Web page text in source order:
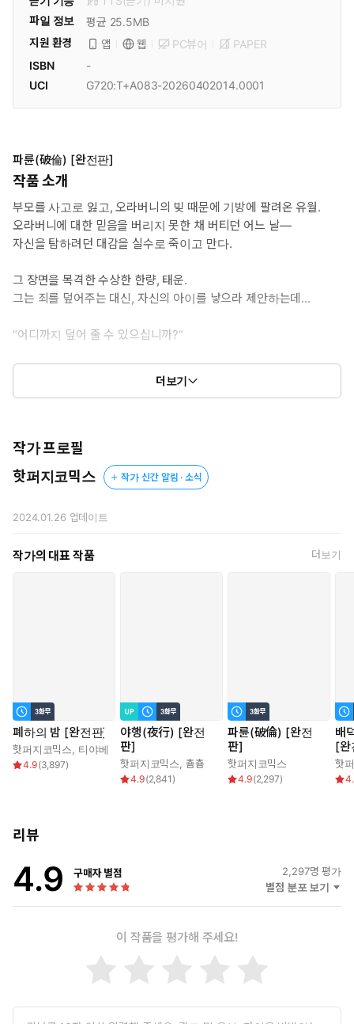
파일 정보
평균 25.5MB
지원 환경
앱 웹 PC뷰어
PAPER
ISBN
-
UCI
G720:T+A083-20260402014.0001
파륜(破倫) [완전판]
작품 소개
부모를 사고로 잃고, 오라버니의 빚 때문에 기방에 팔려온 유월.
오라버니에 대한 믿음을 버리지 못한 채 버티던 어느 날—
자신을 탐하려던 대감을 실수로 죽이고 만다.
그 장면을 목격한 수상한 한량, 태운.
그는 죄를 덮어주는 대신, 자신의 아이를 낳으라 제안하는데...
“어디까지 덮어 줄 수 있으십니까?”
살아남기 위해,
유월은 하나의 비밀을 숨긴 채 그의 제안을 받아들인다.
더보기
작가 프로필
핫퍼지코믹스
작가 신간 알림 · 소식
2024.01.26 업데이트
작가의 대표 작품 더보기
폐하의 밤 [완전판]
핫퍼지코믹스 티야베
4.9(3,897)
야행(夜行) [완전
판]
핫퍼지코믹스 춈춈
4.9(2,841 )
파륜(破倫) [완전
판]
핫퍼지코믹스
4.9(2,297)
배
[완
핫
리뷰
4.9 구매자 별점 2,297명 평가
별점 분포 보기
이 작품을 평가해 주세요!